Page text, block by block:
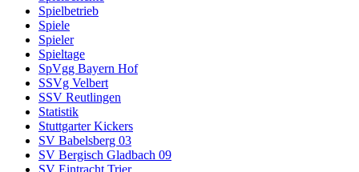
Spielbetrieb
Spiele
Spieler
Spieltage
SpVgg Bayern Hof
SSVg Velbert
SSV Reutlingen
Statistik
Stuttgarter Kickers
SV Babelsberg 03
SV Bergisch Gladbach 09
SV Eintracht Trier